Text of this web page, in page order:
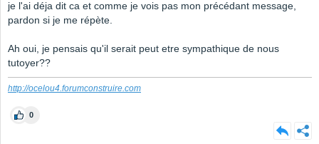
je l'ai déja dit ca et comme je vois pas mon précédant message,
pardon si je me répète.
Ah oui, je pensais qu'il serait peut etre sympathique de nous
tutoyer??
http://ocelou4.forumconstruire.com
0